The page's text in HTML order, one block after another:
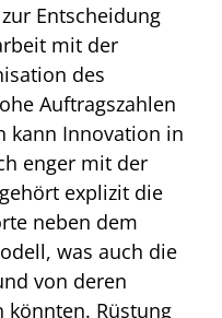
Entscheidung
mit der
des
Auftragszahlen
kann Innovation in
enger mit der
explizit die
neben dem
was auch die
von deren
Rüstung